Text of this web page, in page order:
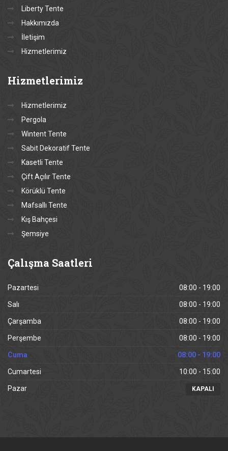
Liberty Tente
Hakkımızda
İletişim
Hizmetlerimiz
Hizmetlerimiz
Hizmetlerimiz
Pergola
Wintent Tente
Sabit Dekoratif Tente
Kasetli Tente
Çift Açılır Tente
Körüklü Tente
Mafsallı Tente
Kış Bahçesi
Şemsiye
Çalışma Saatleri
Pazartesi 08:00 - 19:00
Salı 08:00 - 19:00
Çarşamba 08:00 - 19:00
Perşembe 08:00 - 19:00
Cuma 08:00 - 19:00
Cumartesi 10:00 - 15:00
Pazar KAPALI